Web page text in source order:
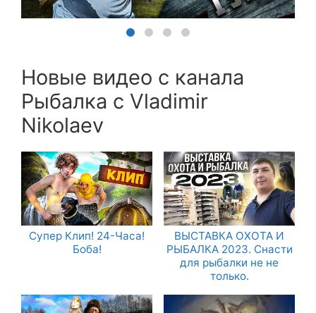
Новые видео с канала
Рыбалка с Vladimir
Nikolaev
Супер Клип! 24-Часа!
Боба!
ВЫСТАВКА ОХОТА И
РЫБАЛКА 2023. Снасти
для рыбалки не не
только.